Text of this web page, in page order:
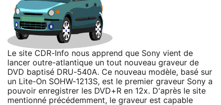
Le site CDR-Info nous apprend que Sony vient de
lancer outre-atlantique un tout nouveau graveur de
DVD baptisé DRU-540A. Ce nouveau modèle, basé sur
un Lite-On SOHW-1213S, est le premier graveur Sony a
pouvoir enregistrer les DVD+R en 12x. D'après le site
mentionné précédemment, le graveur est capable